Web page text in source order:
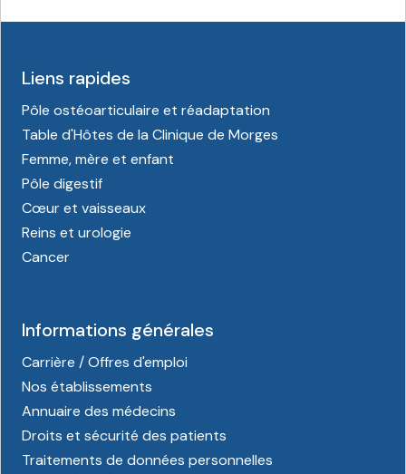
Liens rapides
Pôle ostéoarticulaire et réadaptation
Table d'Hôtes de la Clinique de Morges
Femme, mère et enfant
Pôle digestif
Cœur et vaisseaux
Reins et urologie
Cancer
Informations générales
Carrière / Offres d'emploi
Nos établissements
Annuaire des médecins
Droits et sécurité des patients
Traitements de données personnelles